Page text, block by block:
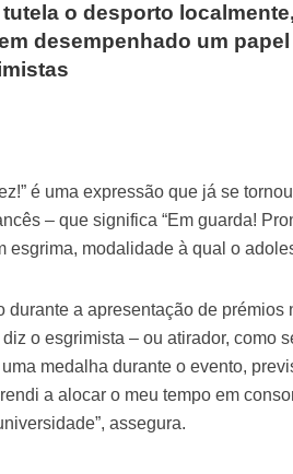
o desporto
desempenhado um
é uma expressão que já se
– que significa “Em guarda!
esgrima, modalidade à qual o
durante a apresentação de
o esgrimista – ou atirador, como
medalha durante o evento,
a alocar o meu tempo em
assegura.